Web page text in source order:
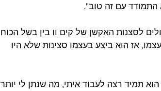
התמודד עם זה טוב".
לסצנות האקשן של קים וו בין בשל הכוח
אז הוא ביצע בעצמו סצינות שלא היו
הוא תמיד רצה לעבוד איתי, מה שנתן לי יותר